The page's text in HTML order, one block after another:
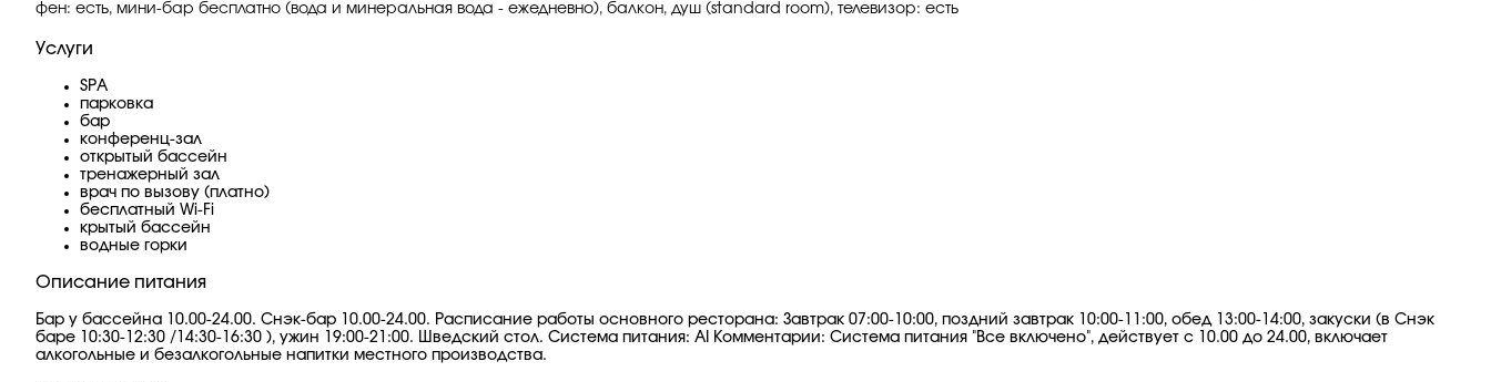
фен: есть, мини-бар бесплатно (вода и минеральная вода - ежедневно), балкон, душ (standard room), телевизор: есть
Услуги
SPA
парковка
бар
конференц-зал
открытый бассейн
тренажерный зал
врач по вызову (платно)
бесплатный Wi-Fi
крытый бассейн
водные горки
Описание питания
Бар у бассейна 10.00-24.00. Снэк-бар 10.00-24.00. Расписание работы основного ресторана: Завтрак 07:00-10:00, поздний завтрак 10:00-11:00, обед 13:00-14:00, закуски (в Снэк
баре 10:30-12:30 /14:30-16:30 ), ужин 19:00-21:00. Шведский стол. Система питания: AI Комментарии: Система питания "Все включено", действует с 10.00 до 24.00, включает
алкогольные и безалкогольные напитки местного производства.